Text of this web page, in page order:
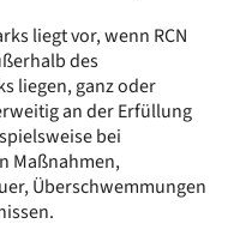
liegt vor, wenn RCN
des
liegen, ganz oder
an der Erfüllung
bei
Maßnahmen,
Überschwemmungen